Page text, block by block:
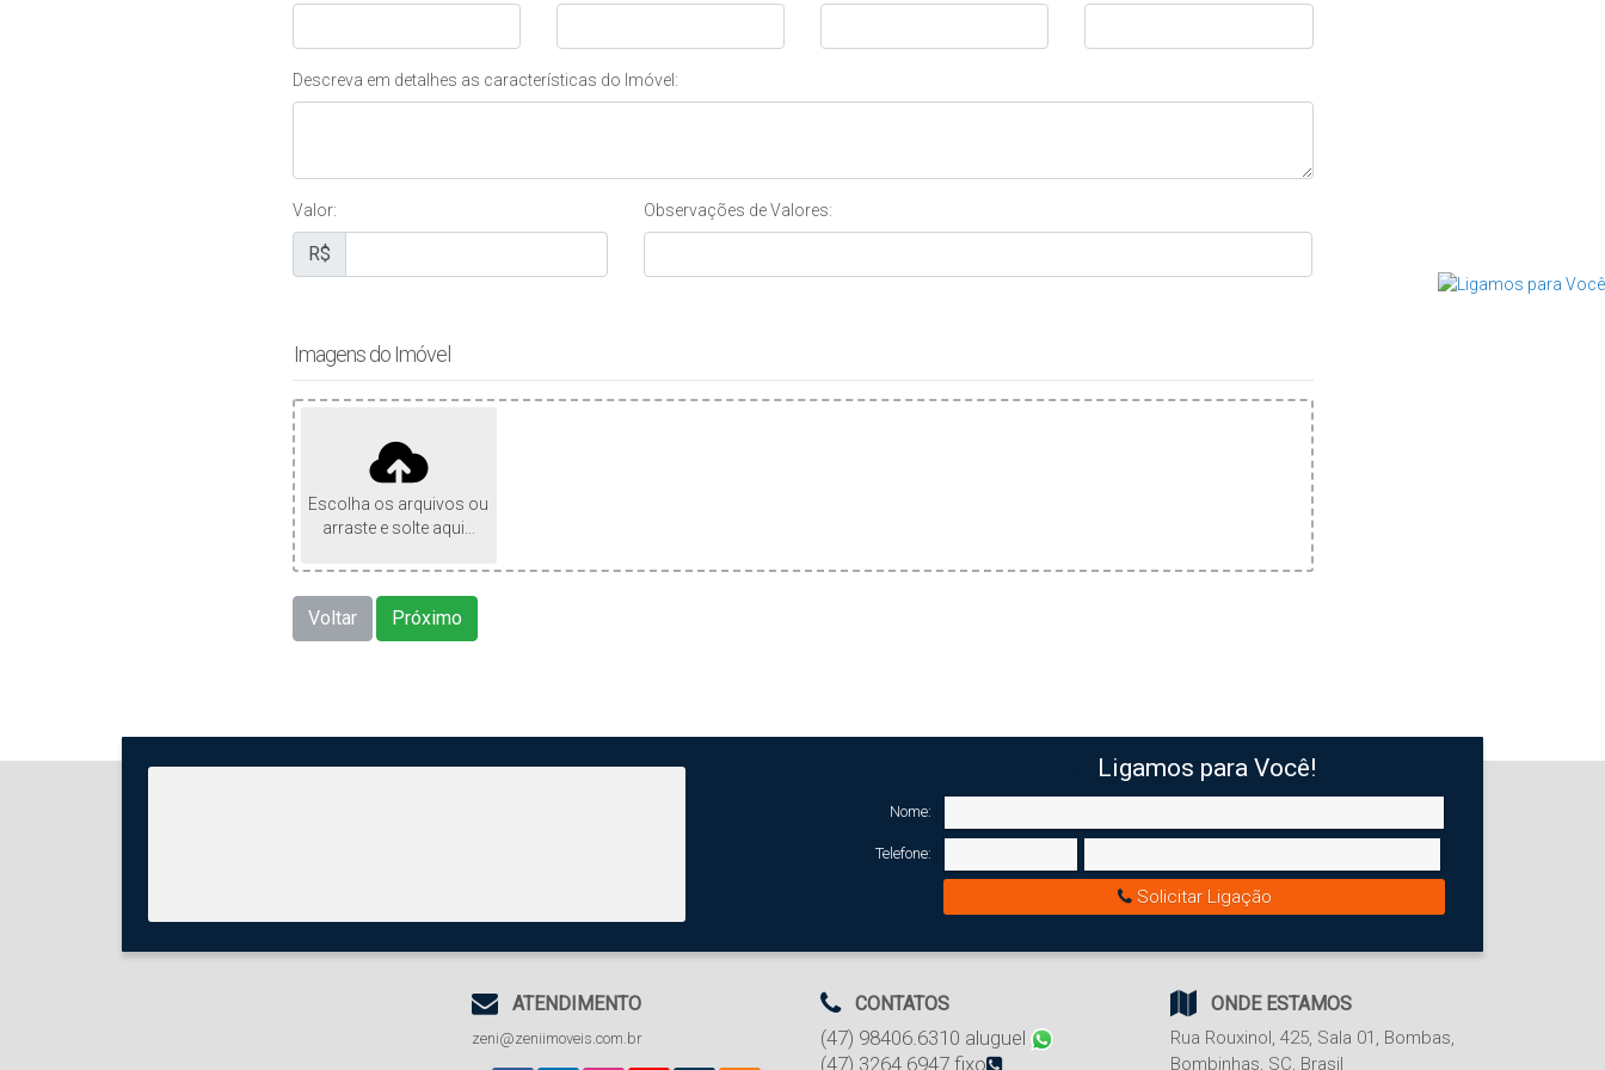
Descreva em detalhes as características do Imóvel:
Valor:
R$
Observações de Valores:
Imagens do Imóvel
Escolha os arquivos ou
arraste e solte aqui...
Voltar Próximo
Ligamos para Você!
Nome:
Telefone:
Solicitar Ligação
ATENDIMENTO
zeni@zeniimoveis.com.br
CONTATOS
(47) 98406.6310 aluguel
(47) 3264.6947 fixo
ONDE ESTAMOS
Rua Rouxinol , 425, Sala 01 , Bombas,
Bombinhas, SC, Brasil